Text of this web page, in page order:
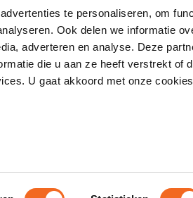
te personaliseren, om
Ook delen we informatie
adverteren en analyse. Deze
die u aan ze heeft verstrekt of
U gaat akkoord met onze
Gewinner des
Communication
Kategorie
Identität.